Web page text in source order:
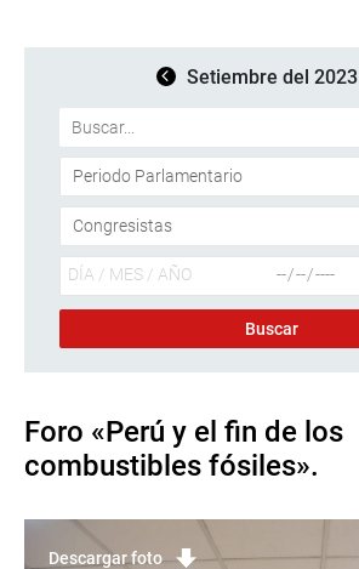
Setiembre del 2023
Foro «Perú y el fin de los
combustibles fósiles».
Descargar foto